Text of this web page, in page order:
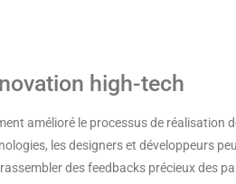
high-tech
amélioré le processus de réalisation
les designers et développeurs
des feedbacks précieux des